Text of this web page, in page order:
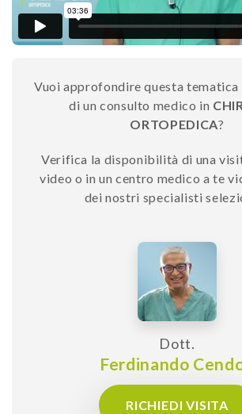
Vuoi approfondire questa tematica
di un consulto medico in
ORTOPEDICA?
Verifica la disponibilità di una
video o in un centro medico a te
dei nostri specialisti
Dott.
Ferdinando
RICHIEDI VISITA